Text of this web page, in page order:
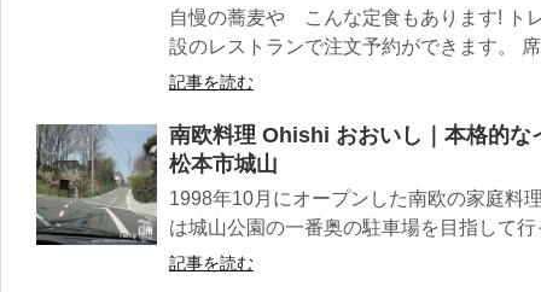
自慢の蕎麦や こんな定食もあります! ト
設のレストランで注文予約ができます。
記事を読む
南欧料理 Ohishi おおいし｜本格的な
松本市城山
1998年10月にオープンした南欧の家庭料
は城山公園の一番奥の駐車場を目指して
記事を読む